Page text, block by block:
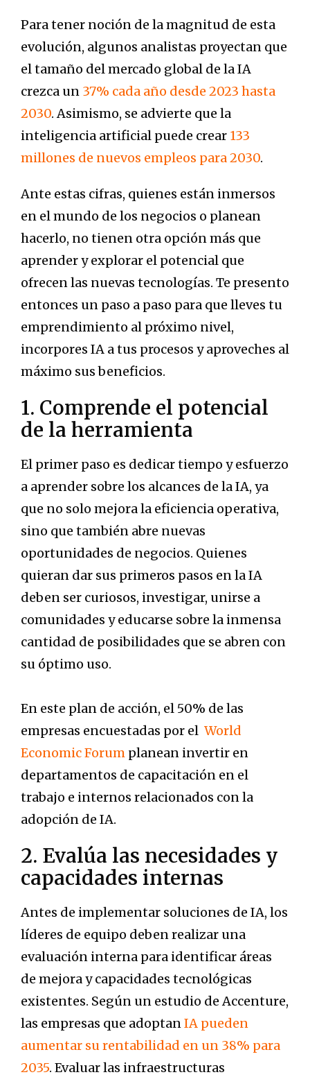
Para tener noción de la magnitud de esta
evolución, algunos analistas proyectan que
el tamaño del mercado global de la IA
crezca un 37% cada año desde 2023 hasta
2030. Asimismo, se advierte que la
inteligencia artificial puede crear 133
millones de nuevos empleos para 2030.
Ante estas cifras, quienes están inmersos
en el mundo de los negocios o planean
hacerlo, no tienen otra opción más que
aprender y explorar el potencial que
ofrecen las nuevas tecnologías. Te presento
entonces un paso a paso para que lleves tu
emprendimiento al próximo nivel,
incorpores IA a tus procesos y aproveches al
máximo sus beneficios.
1. Comprende el potencial
de la herramienta
El primer paso es dedicar tiempo y esfuerzo
a aprender sobre los alcances de la IA, ya
que no solo mejora la eficiencia operativa,
sino que también abre nuevas
oportunidades de negocios. Quienes
quieran dar sus primeros pasos en la IA
deben ser curiosos, investigar, unirse a
comunidades y educarse sobre la inmensa
cantidad de posibilidades que se abren con
su óptimo uso.
En este plan de acción, el 50% de las
empresas encuestadas por el World
Economic Forum planean invertir en
departamentos de capacitación en el
trabajo e internos relacionados con la
adopción de IA.
2. Evalúa las necesidades y
capacidades internas
Antes de implementar soluciones de IA, los
líderes de equipo deben realizar una
evaluación interna para identificar áreas
de mejora y capacidades tecnológicas
existentes. Según un estudio de Accenture,
las empresas que adoptanIA pueden
aumentar su rentabilidad en un 38% para
2035. Evaluar las infraestructuras